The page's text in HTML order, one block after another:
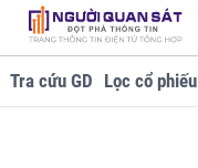
Tra cứu GD Lọc cổ phiếu